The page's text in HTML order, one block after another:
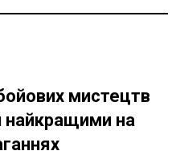
мистецтв
найкращими на